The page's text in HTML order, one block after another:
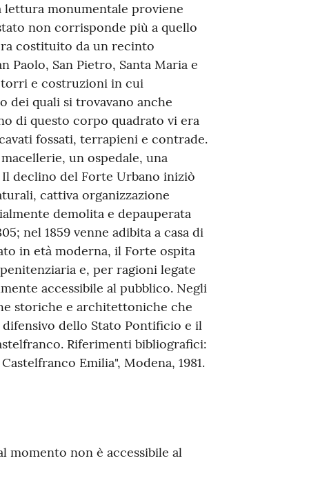
monumentale proviene
non corrisponde più a quello
costituito da un recinto
Paolo, San Pietro, Santa Maria e
torri e costruzioni in cui
dei quali si trovavano anche
di questo corpo quadrato vi era
fossati, terrapieni e contrade.
un ospedale, una
declino del Forte Urbano iniziò
cattiva organizzazione
demolita e depauperata
nel 1859 venne adibita a casa di
in età moderna, il Forte ospita
e, per ragioni legate
accessibile al pubblico. Negli
storiche e architettoniche che
dello Stato Pontificio e il
Riferimenti bibliografici:
Emilia", Modena, 1981.
momento non è accessibile al